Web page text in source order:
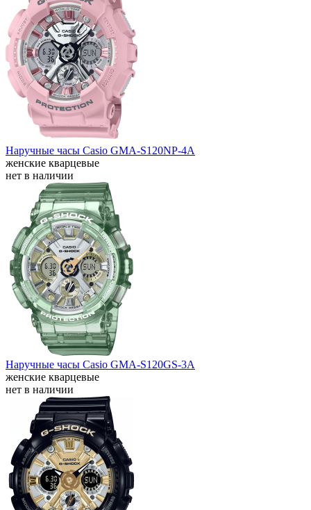
Наручные часы Casio GMA-S120NP-4A
женские кварцевые
нет в наличии
Наручные часы Casio GMA-S120GS-3A
женские кварцевые
нет в наличии